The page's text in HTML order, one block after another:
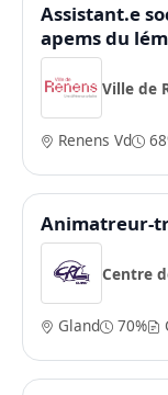
Assistant.e
apems du
Ville de
Renens Vd
Animatreur-
Centre
Gland 70%